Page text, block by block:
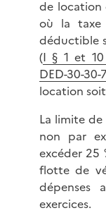
de location
où la taxe
déductible
(I § 1 et 10
DED-30-30-
location
La limite
non par
excéder 25
flotte de
dépenses
exercices.